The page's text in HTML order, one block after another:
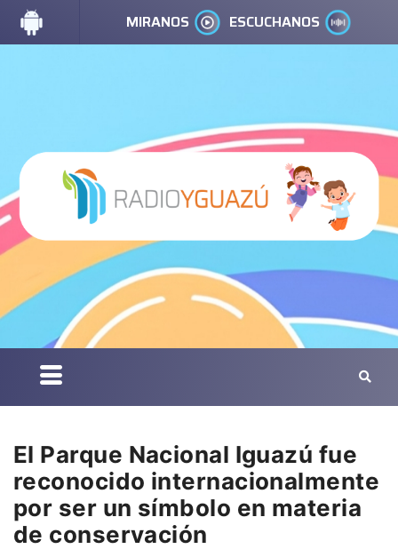
MIRANOS ESCUCHANOS
El Parque Nacional Iguazú fue
reconocido internacionalmente
por ser un símbolo en materia
de conservación